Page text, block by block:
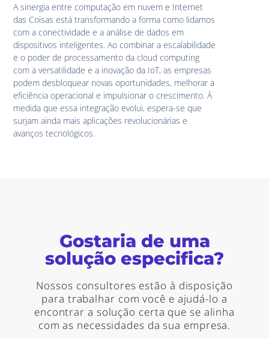
A sinergia entre computação em nuvem e Internet
das Coisas está transformando a forma como lidamos
com a conectividade e a análise de dados em
dispositivos inteligentes. Ao combinar a escalabilidade
e o poder de processamento da cloud computing
com a versatilidade e a inovação da IoT, as empresas
podem desbloquear novas oportunidades, melhorar a
eficiência operacional e impulsionar o crescimento. À
medida que essa integração evolui, espera-se que
surjam ainda mais aplicações revolucionárias e
avanços tecnológicos.
Gostaria de uma
solução especifica?
Nossos consultores estão à disposição
para trabalhar com você e ajudá-lo a
encontrar a solução certa que se alinha
com as necessidades da sua empresa.